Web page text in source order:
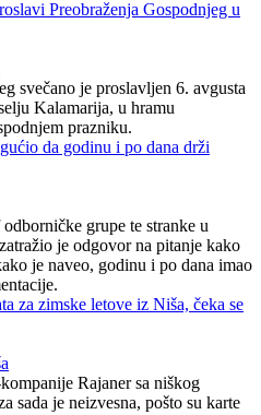
svečano je proslavljen 6. avgusta
Kalamarija, u hramu
prazniku.
grupe te stranke u
je odgovor na pitanje kako
je naveo, godinu i po dana imao
Rajaner sa niškog
sada je neizvesna, pošto su karte